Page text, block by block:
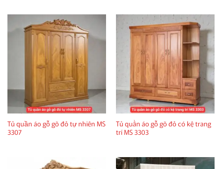
Tủ quần áo gỗ gõ đỏ tự nhiên MS
3307
Tủ quần áo gỗ gõ đỏ có kệ trang
trí MS 3303